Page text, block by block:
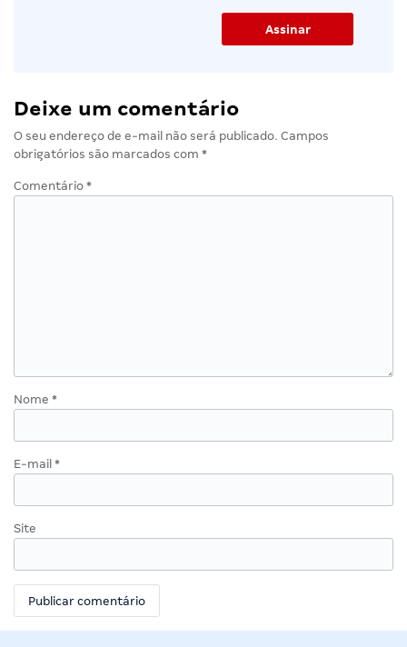
Deixe um comentário
O seu endereço de e-mail não será publicado. Campos
obrigatórios são marcados com *
Comentário *
Nome *
E-mail *
Site